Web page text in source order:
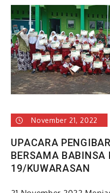
November 21, 2022
UPACARA
BERSAMA BABINSA
19/KUWARASAN